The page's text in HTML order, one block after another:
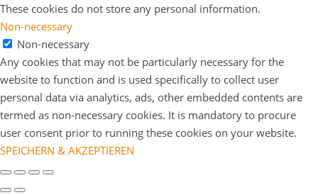
These cookies do not store any personal information.
Non-necessary
Non-necessary
Any cookies that may not be particularly necessary for the
website to function and is used specifically to collect user
personal data via analytics, ads, other embedded contents are
termed as non-necessary cookies. It is mandatory to procure
user consent prior to running these cookies on your website.
SPEICHERN & AKZEPTIEREN